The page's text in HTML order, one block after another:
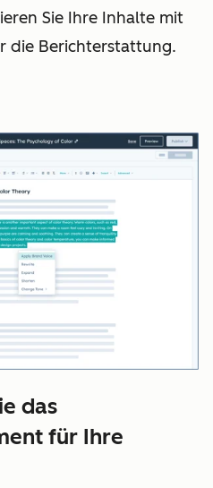
Sie Ihre Inhalte mit
die Berichterstattung.
das
für Ihre